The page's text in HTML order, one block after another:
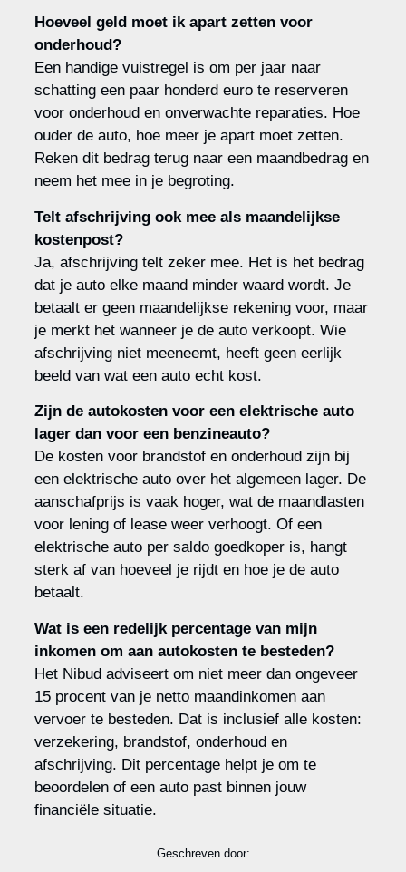
Geschreven door:
Hoeveel geld moet ik apart zetten voor
onderhoud?
Een handige vuistregel is om per jaar naar
schatting een paar honderd euro te reserveren
voor onderhoud en onverwachte reparaties. Hoe
ouder de auto, hoe meer je apart moet zetten.
Reken dit bedrag terug naar een maandbedrag en
neem het mee in je begroting.
Telt afschrijving ook mee als maandelijkse
kostenpost?
Ja, afschrijving telt zeker mee. Het is het bedrag
dat je auto elke maand minder waard wordt. Je
betaalt er geen maandelijkse rekening voor, maar
je merkt het wanneer je de auto verkoopt. Wie
afschrijving niet meeneemt, heeft geen eerlijk
beeld van wat een auto echt kost.
Zijn de autokosten voor een elektrische auto
lager dan voor een benzineauto?
De kosten voor brandstof en onderhoud zijn bij
een elektrische auto over het algemeen lager. De
aanschafprijs is vaak hoger, wat de maandlasten
voor lening of lease weer verhoogt. Of een
elektrische auto per saldo goedkoper is, hangt
sterk af van hoeveel je rijdt en hoe je de auto
betaalt.
Wat is een redelijk percentage van mijn
inkomen om aan autokosten te besteden?
Het Nibud adviseert om niet meer dan ongeveer
15 procent van je netto maandinkomen aan
vervoer te besteden. Dat is inclusief alle kosten:
verzekering, brandstof, onderhoud en
afschrijving. Dit percentage helpt je om te
beoordelen of een auto past binnen jouw
financiële situatie.